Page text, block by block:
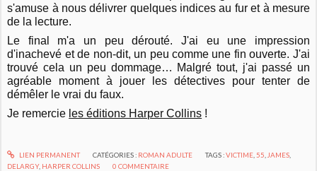
s'amuse à nous délivrer quelques indices au fur et à mesure
de la lecture.
Le final m'a un peu dérouté. J'ai eu une impression
d'inachevé et de non-dit, un peu comme une fin ouverte. J'ai
trouvé cela un peu dommage… Malgré tout, j'ai passé un
agréable moment à jouer les détectives pour tenter de
démêler le vrai du faux.
Je remercie les éditions Harper Collins !
LIEN PERMANENT CATÉGORIES : ROMAN ADULTE TAGS :VICTIME 55 JAMES
DELARGY, HARPER COLLINS 0 COMMENTAIRE